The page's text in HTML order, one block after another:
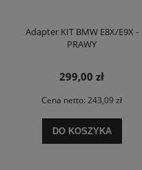
Adapter KIT BMW E8X/E9X -
PRAWY
299,00 zł
Cena netto: 243,09 zł
DO KOSZYKA